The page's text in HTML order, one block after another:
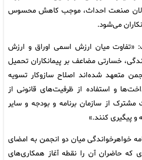
صنعت احداث، موجب کاهش محسوس
می‌شود.
«تفاوت میان ارزش اسمی اوراق و ارزش
خسارتی مضاعف بر پیمانکاران تحمیل
متعهد شده‌اند اصلاح سازوکار تسویه
و استفاده از ظرفیت‌های قانونی از
را به‌صورت مشترک از سازمان برنامه و بودجه و سایر
پیگیری کنند.»
خواهرخواندگی میان دو انجمن به امضای
که حاضران آن را نقطه آغاز همکاری‌های